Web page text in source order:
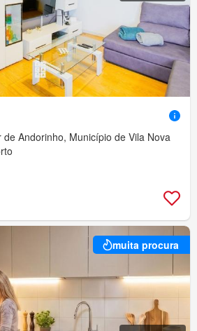
de Andorinho, Município de Vila Nova
muita procura